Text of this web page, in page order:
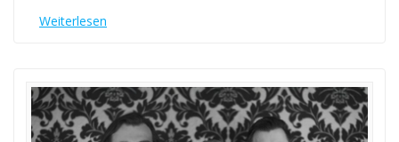
Weiterlesen